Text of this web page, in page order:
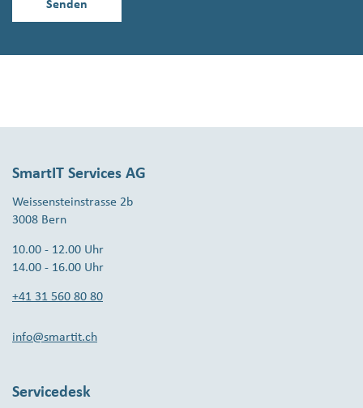
SmartIT Services AG
Weissensteinstrasse 2b
3008 Bern
10.00 - 12.00 Uhr
14.00 - 16.00 Uhr
+41 31 560 80 80
info@smartit.ch
Servicedesk